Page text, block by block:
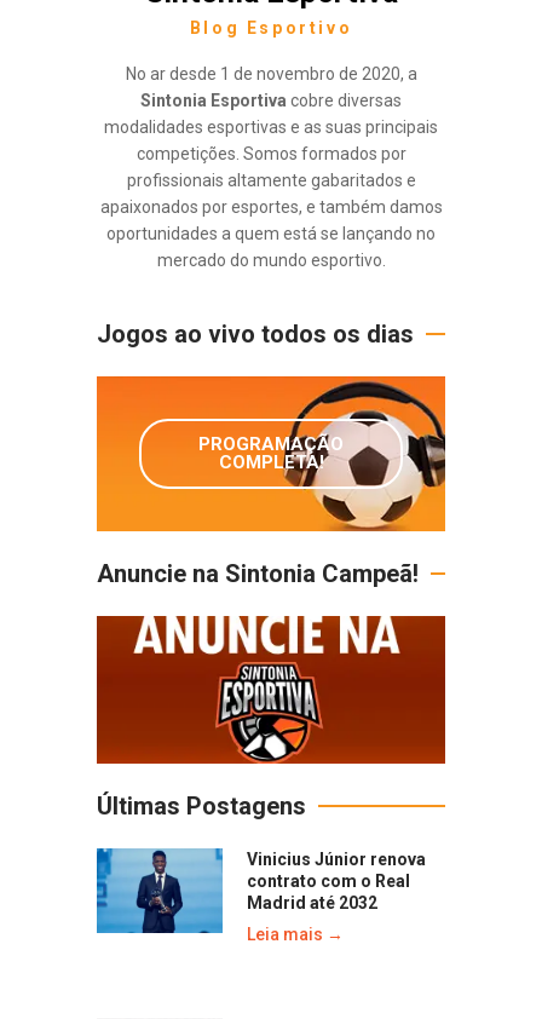
Blog Esportivo
No ar desde 1 de novembro de 2020, a
Sintonia Esportiva cobre diversas
modalidades esportivas e as suas principais
competições. Somos formados por
profissionais altamente gabaritados e
apaixonados por esportes, e também damos
oportunidades a quem está se lançando no
mercado do mundo esportivo.
Jogos ao vivo todos os dias
PROGRAMAÇÃO
COMPLETA!
Anuncie na Sintonia Campeã!
Últimas Postagens
Vinicius Júnior renova
contrato com o Real
Madrid até 2032
Leia mais →